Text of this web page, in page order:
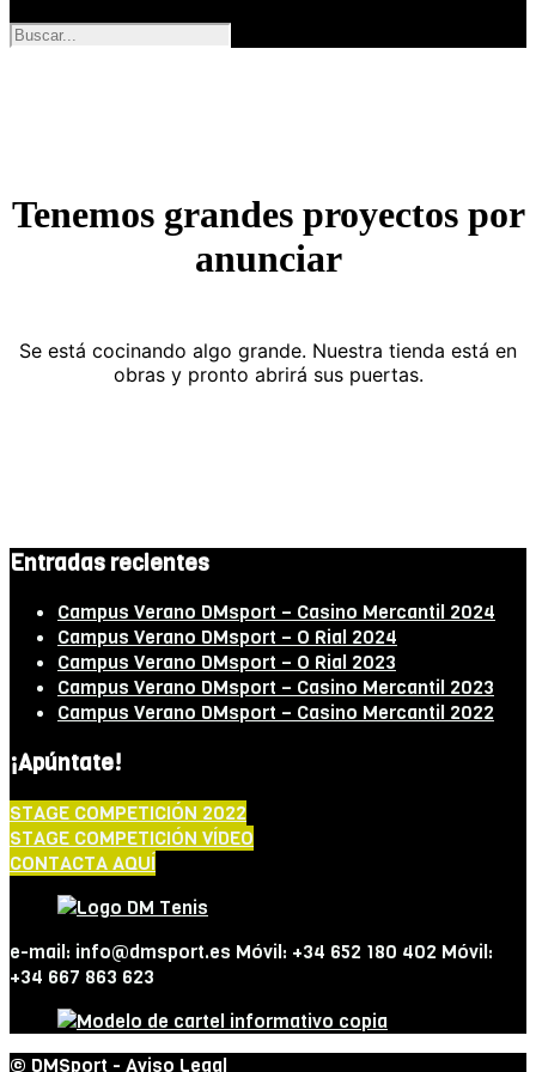
Tenemos grandes proyectos por
anunciar
Se está cocinando algo grande. Nuestra tienda está en
obras y pronto abrirá sus puertas.
Entradas recientes
Campus Verano DMsport – Casino Mercantil 2024
Campus Verano DMsport – O Rial 2024
Campus Verano DMsport – O Rial 2023
Campus Verano DMsport – Casino Mercantil 2023
Campus Verano DMsport – Casino Mercantil 2022
¡Apúntate!
STAGE COMPETICIÓN 2022
STAGE COMPETICIÓN VÍDEO
CONTACTA AQUÍ
e-mail: info@dmsport.es Móvil: +34 652 180 402 Móvil:
+34 667 863 623
© DMSport - Aviso Legal